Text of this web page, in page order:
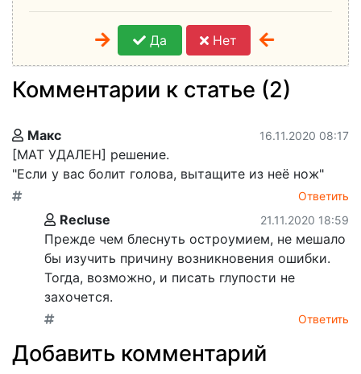
Да Нет
Комментарии к статье (2)
Макс 16.11.2020 08:17
[МАТ УДАЛЕН] решение.
"Если у вас болит голова, вытащите из неё нож"
Ответить
Recluse 21.11.2020 18:59
Прежде чем блеснуть остроумием, не мешало
бы изучить причину возникновения ошибки.
Тогда, возможно, и писать глупости не
захочется.
Ответить
Добавить комментарий